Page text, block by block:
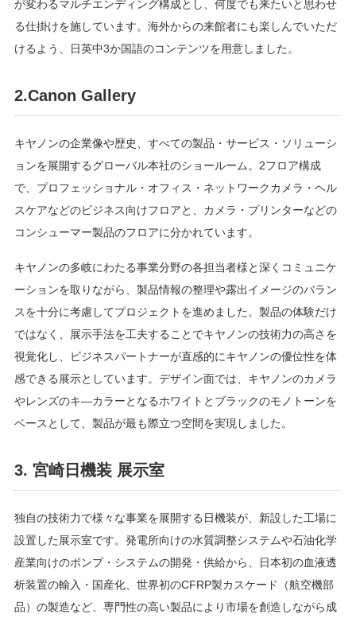
が変わるマルチエンディング構成とし、何度でも来たいと思わせ
る仕掛けを施しています。海外からの来館者にも楽しんでいただ
けるよう、日英中3か国語のコンテンツを用意しました。
2.Canon Gallery
キヤノンの企業像や歴史、すべての製品・サービス・ソリューシ
ョンを展開するグローバル本社のショールーム。2フロア構成
で、プロフェッショナル・オフィス・ネットワークカメラ・ヘル
スケアなどのビジネス向けフロアと、カメラ・プリンターなどの
コンシューマー製品のフロアに分かれています。
キヤノンの多岐にわたる事業分野の各担当者様と深くコミュニケ
ーションを取りながら、製品情報の整理や露出イメージのバラン
スを十分に考慮してプロジェクトを進めました。製品の体験だけ
ではなく、展示手法を工夫することでキヤノンの技術力の高さを
視覚化し、ビジネスパートナーが直感的にキヤノンの優位性を体
感できる展示としています。デザイン面では、キヤノンのカメラ
やレンズのキ―カラーとなるホワイトとブラックのモノトーンを
ベースとして、製品が最も際立つ空間を実現しました。
3. 宮崎日機装 展示室
独自の技術力で様々な事業を展開する日機装が、新設した工場に
設置した展示室です。発電所向けの水質調整システムや石油化学
産業向けのポンプ・システムの開発・供給から、日本初の血液透
析装置の輸入・国産化、世界初のCFRP製カスケード（航空機部
品）の製造など、専門性の高い製品により市場を創造しながら成